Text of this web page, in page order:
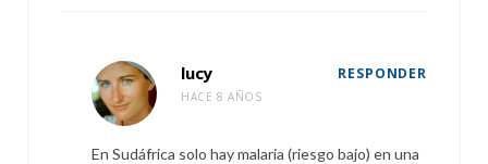
lucy
HACE 8 AÑOS
RESPONDER
En Sudáfrica solo hay malaria (riesgo bajo) en una